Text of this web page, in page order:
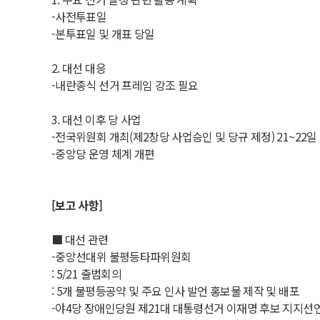
-사전투표일
-본투표일 및 개표 당일
2. 대선 대응
-내란종식 선거 프레임 강조 필요
3. 대선 이후 당 사업
-전국위원회 개최(제2창당 사업승인 및 당규 제정) 21~22일
-중앙당 운영 체계 개편
[보고 사항]
■ 대선 관련
-중앙선대위 불평등타파위원회
: 5/21 출범회의
: 5개 불평등공약 및 주요 인사 발언 홍보물 제작 및 배포
-야4당 장애인당원 제21대 대통령선거 이재명 후보 지지선